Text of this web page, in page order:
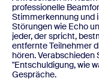
professionelle
Stimmerkennung und
Störungen wie Echo
jeder, der spricht,
entfernte Teilnehmer
hören. Verabschieden
"Entschuldigung, wie
Gespräche.